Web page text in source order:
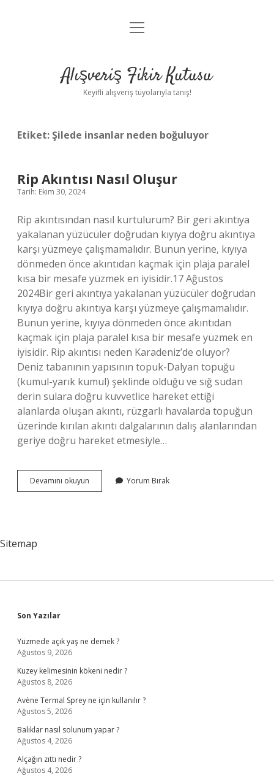
Anasayfa
Yasal Uyarı
menüyü
Alışveriş Fikir Kutusu
Keyifli alışveriş tüyolarıyla tanış!
Etiket:Şilede insanlar neden boğuluyor
Rip Akıntısı Nasıl Oluşur
Tarih: Ekim 30, 2024
Rip akıntısından nasıl kurtulurum? Bir geri akıntıya
yakalanan yüzücüler doğrudan kıyıya doğru akıntıya
karşı yüzmeye çalışmamalıdır. Bunun yerine, kıyıya
dönmeden önce akıntıdan kaçmak için plaja paralel
kısa bir mesafe yüzmek en iyisidir.17 Ağustos
2024Bir geri akıntıya yakalanan yüzücüler doğrudan
kıyıya doğru akıntıya karşı yüzmeye çalışmamalıdır.
Bunun yerine, kıyıya dönmeden önce akıntıdan
kaçmak için plaja paralel kısa bir mesafe yüzmek en
iyisidir. Rip akıntısı neden Karadeniz’de oluyor?
Deniz tabanının yapısının topuk-Dalyan topuğu
(kumul-yarık kumul) şeklinde olduğu ve sığ sudan
derin sulara doğru kuvvetlice hareket ettiği
alanlarda oluşan akıntı, rüzgarlı havalarda topuğun
üzerinde kırılan akıntı dalgalarının dalış alanlarından
geriye doğru hareket etmesiyle…
Devamını okuyun
Akıntısı
Yorum Bırak
Sitemap
Sidebar
Son Yazılar
Yüzmede açık yaş ne demek ?
Ağustos 9, 2026
Kuzey kelimesinin kökeni nedir ?
Ağustos 8, 2026
Avène Termal Sprey ne için kullanılır ?
Ağustos 5, 2026
Balıklar nasıl solunum yapar ?
Ağustos 4, 2026
Alçağın zıttı nedir ?
Ağustos 4, 2026